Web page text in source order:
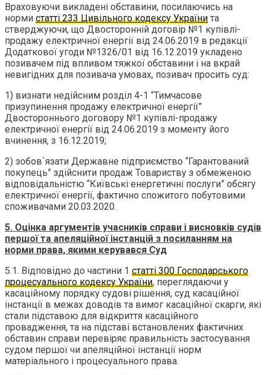
Враховуючи викладені обставини, посилаючись на
норми статті 233 Цивільного кодексу України та
стверджуючи, що Двосторонній договір №1 купівлі-
продажу електричної енергії від 24.06.2019 в редакції
Додаткової угоди №1326/01 від 16.12.2019 укладено
позивачем під впливом тяжкої обставини і на вкрай
невигідних для позивача умовах, позивач просить суд:
1) визнати недійсним розділ 4-1 “Тимчасове
призупинення продажу електричної енергії”
Двостороннього договору №1 купівлі-продажу
електричної енергії від 24.06.2019 з моменту його
вчинення, з 16.12.2019;
2) зобов`язати Державне підприємство “Гарантований
покупець” здійснити продаж Товариству з обмеженою
відповідальністю “Київські енергетичні послуги” обсягу
електричної енергії, фактично спожитого побутовими
споживачами 20.03.2020.
5. Оцінка аргументів учасників справи і висновків судів
першої та апеляційної інстанцій з посиланням на
норми права, якими керувався Суд
5.1. Відповідно до частини 1 статті 300 Господарського
процесуального кодексу України, переглядаючи у
касаційному порядку судові рішення, суд касаційної
інстанції в межах доводів та вимог касаційної скарги, які
стали підставою для відкриття касаційного
провадження, та на підставі встановлених фактичних
обставин справи перевіряє правильність застосування
судом першої чи апеляційної інстанції норм
матеріального і процесуального права.